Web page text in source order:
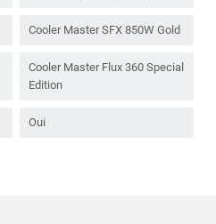
Cooler Master SFX 850W Gold
Cooler Master Flux 360 Special
Edition
Oui